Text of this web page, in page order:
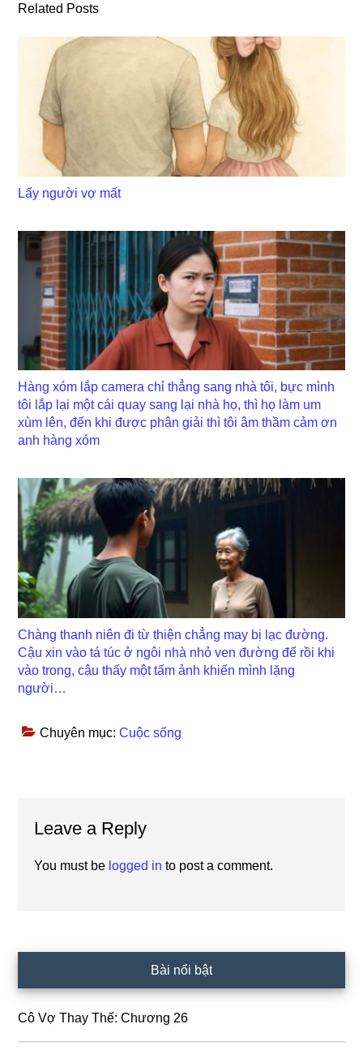
Related Posts
Lấy người vợ mất
Hàng xóm lắp camera chỉ thẳng sang nhà tôi, bực mình
tôi lắp lại một cái quay sang lại nhà họ, thì họ làm um
xùm lên, đến khi được phân giải thì tôi âm thầm cảm ơn
anh hàng xóm
Chàng thanh niên đi từ thiện chẳng may bị lạc đường.
Cậu xin vào tá túc ở ngôi nhà nhỏ ven đường để rồi khi
vào trong, cậu thấy một tấm ảnh khiến mình lặng
người…
Chuyên mục:Cuộc sống
Interactions
Leave a Reply
You must be logged in to post a comment.
Sidebar
Bài nổi bật
Cô Vợ Thay Thế: Chương 26